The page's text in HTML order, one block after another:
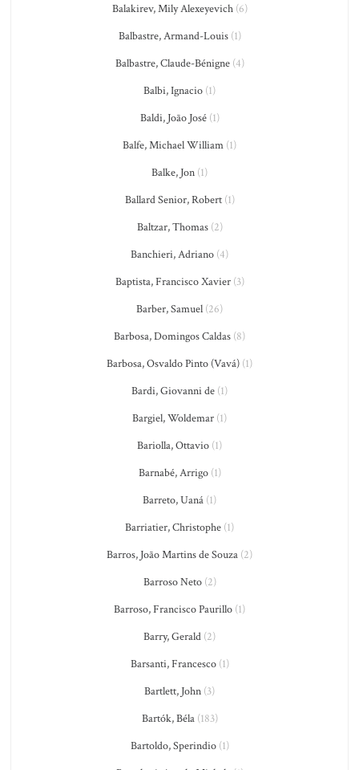
Balakirev, Mily Alexeyevich(6)
Balbastre, Armand-Louis(1)
Balbastre, Claude-Bénigne(4)
Balbi, Ignacio (1)
Baldi, João José(1)
Balfe, Michael William (1)
Balke, Jon (1)
Ballard Senior, Robert(1)
Baltzar, Thomas(2)
Banchieri, Adriano (4)
Baptista, Francisco Xavier(3)
Barber, Samuel (26)
Barbosa, Domingos Caldas (8)
Barbosa, Osvaldo Pinto (Vavá) (1)
Bardi, Giovanni de (1)
Bargiel, Woldemar (1)
Bariolla, Ottavio (1)
Barnabé, Arrigo(1)
Barreto, Uaná (1)
Barriatier, Christophe (1)
Barros, João Martins de Souza (2)
Barroso Neto(2)
Barroso, Francisco Paurillo (1)
Barry, Gerald (2)
Barsanti, Francesco(1)
Bartlett, John (3)
Bartók, Béla(183)
Bartoldo, Sperindio(1)